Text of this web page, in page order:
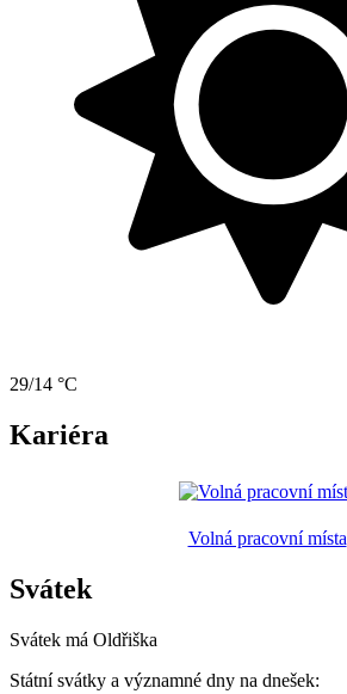
29/14 °C
Kariéra
Volná pracovní místa
Svátek
Svátek má Oldřiška
Státní svátky a významné dny na dnešek: